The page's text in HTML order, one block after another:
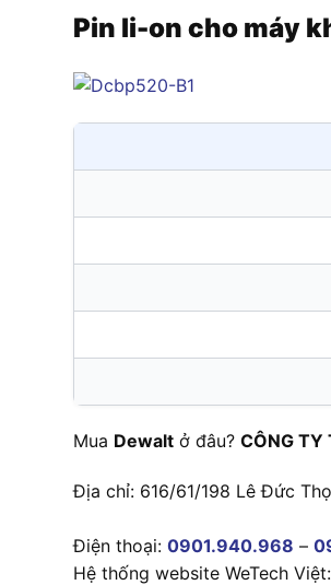
Pin li-on cho máy
Mua Dewalt ở đâu? CÔNG TY
Địa chỉ: 616/61/198 Lê Đức
Điện thoại: 0901.940.968 –
Hệ thống website WeTech Việt: